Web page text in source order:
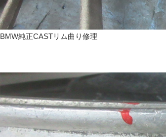
BMW純正CASTリム曲り修理